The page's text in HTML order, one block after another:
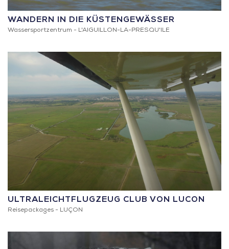
WANDERN IN DIE KÜSTENGEWÄSSER
Wassersportzentrum - L'AIGUILLON-LA-PRESQU'ILE
ULTRALEICHTFLUGZEUG CLUB VON LUCON
Reisepackages - LUÇON